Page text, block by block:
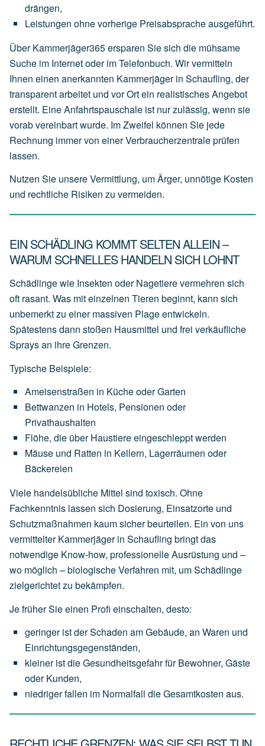
drängen,
Leistungen ohnevorherige Preisabspracheausgeführt.
Über Kammerjäger365 ersparen Sie sich die mühsame
Suche im Internet oder im Telefonbuch. Wir vermitteln
Ihnen einen anerkannten Kammerjäger in Schaufling, der
transparent arbeitet und vor Ort ein realistisches Angebot
erstellt. Eine Anfahrtspauschale ist nur zulässig, wenn sie
vorab vereinbart wurde. Im Zweifel können Sie jede
Rechnung immer von einer Verbraucherzentrale prüfen
lassen.
Nutzen Sie unsere Vermittlung, um Ärger, unnötige Kosten
und rechtliche Risiken zu vermeiden.
EIN SCHÄDLING KOMMT SELTEN ALLEIN –
WARUM SCHNELLES HANDELN SICH LOHNT
Schädlinge wie Insekten oder Nagetiere vermehren sich
oft rasant. Was mit einzelnen Tieren beginnt, kann sich
unbemerkt zu einer massiven Plage entwickeln.
Spätestens dann stoßen Hausmittel und frei verkäufliche
Sprays an ihre Grenzen.
Typische Beispiele:
Ameisenstraßen in KücheoderGarten
Bettwanzen in Hotels, Pensionen oder
Privathaushalten
Flöhe, die über Haustiereeingeschlepptwerden
Mäuse und Ratten in Kellern, Lagerräumen oder
Bäckereien
Viele handelsübliche Mittel sind toxisch. Ohne
Fachkenntnis lassen sich Dosierung, Einsatzorte und
Schutzmaßnahmen kaum sicher beurteilen. Ein von uns
vermittelter Kammerjäger in Schaufling bringt das
notwendige Know-how, professionelle Ausrüstung und –
wo möglich – biologische Verfahren mit, um Schädlinge
zielgerichtet zu bekämpfen.
Je früher Sie einen Profi einschalten, desto:
geringer istderSchaden amGebäude, an Waren und
Einrichtungsgegenständen,
kleiner istdieGesundheitsgefahrfür Bewohner, Gäste
oder Kunden,
niedrigerfallen im Normalfall dieGesamtkosten aus.